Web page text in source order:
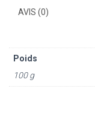
AVIS (0)
Poids
100 g